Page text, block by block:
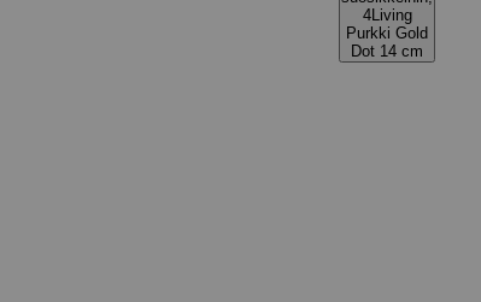
4Living
Purkki Gold
Dot 14 cm